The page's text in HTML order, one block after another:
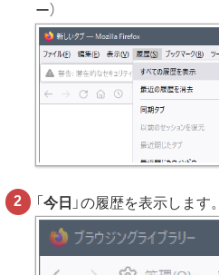
ー）
「今日 」の履歴を表示します。